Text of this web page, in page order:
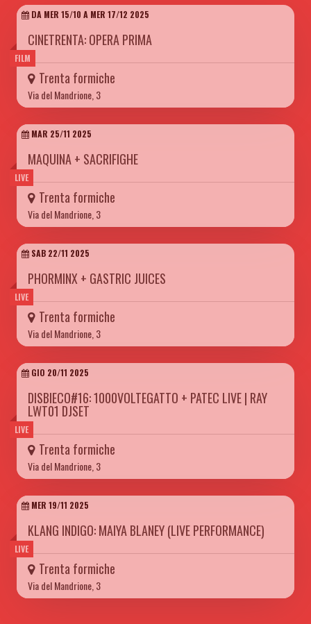
FILM
DA MER 15/10 A MER 17/12 2025
CINETRENTA: OPERA PRIMA
Trenta formiche
Via del Mandrione, 3
LIVE
MAR 25/11 2025
MAQUINA + SACRIFIGHE
Trenta formiche
Via del Mandrione, 3
LIVE
SAB 22/11 2025
PHORMINX + GASTRIC JUICES
Trenta formiche
Via del Mandrione, 3
LIVE
GIO 20/11 2025
DISBIECO#16: 1000VOLTEGATTO + PATEC LIVE | RAY
LWT01 DJSET
Trenta formiche
Via del Mandrione, 3
LIVE
MER 19/11 2025
KLANG INDIGO: MAIYA BLANEY (LIVE PERFORMANCE)
Trenta formiche
Via del Mandrione, 3